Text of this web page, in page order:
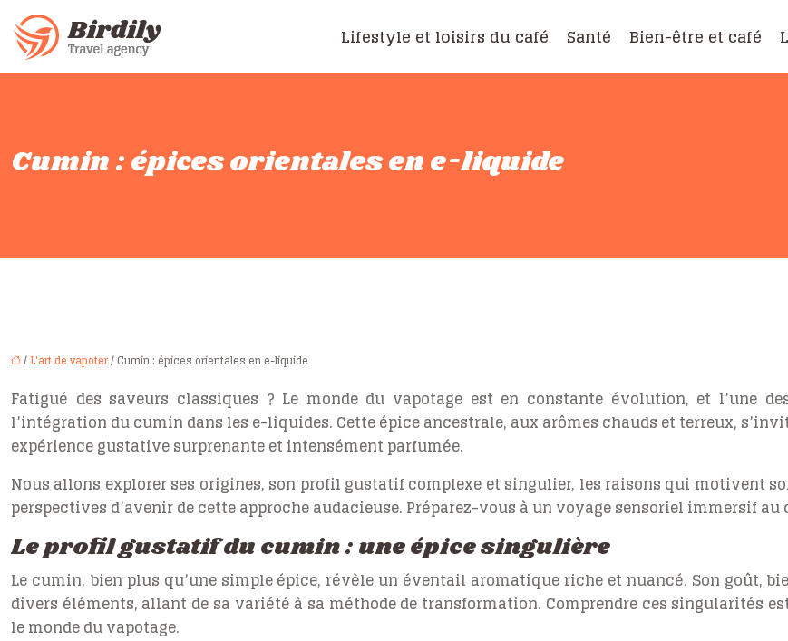
Lifestyle et loisirs du café Santé Bien-être et café
Cumin : épices orientales en e-liquide
/ L'art de vapoter/ Cumin : épices orientales en e-liquide
Fatigué des saveurs classiques ? Le monde du vapotage est en constante évolution, et l’une
l’intégration du cumin dans les e-liquides. Cette épice ancestrale, aux arômes chauds et terreux,
expérience gustative surprenante et intensément parfumée.
Nous allons explorer ses origines, son profil gustatif complexe et singulier, les raisons qui motivent
perspectives d’avenir de cette approche audacieuse. Préparez-vous à un voyage sensoriel immersif
Le profil gustatif du cumin : une épice singulière
Le cumin, bien plus qu’une simple épice, révèle un éventail aromatique riche et nuancé. Son goût,
divers éléments, allant de sa variété à sa méthode de transformation. Comprendre ces singularités
le monde du vapotage.